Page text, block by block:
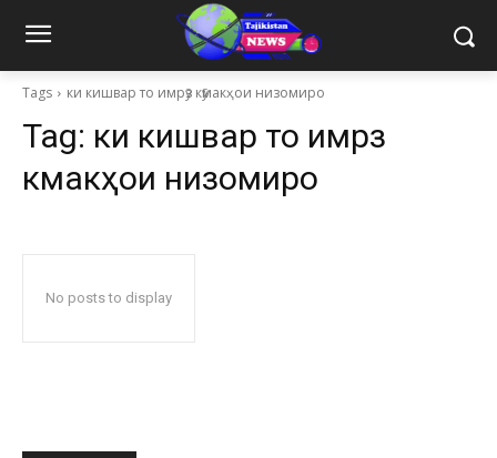
Tags ки кишвар то имрӯз кӯмакҳои низомиро
Tag: ки кишвар то имрӯз
кӯмакҳои низомиро
No posts to display